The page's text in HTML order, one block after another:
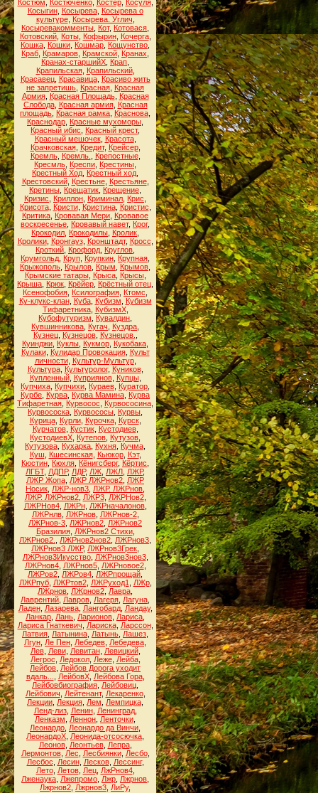
Костюм Костюченко, Костёр, Косуля,
Косыгин, Косырева, Косырева о
культуре, Косырева. Углич
Косыревакомменты Кот, Котовася
Котовский, Коты, Кофырин, Кочерга,
Кошка Кошки Кошмар Кощунство
Краб Крамаров Крамской Кранах
Кранах-старшийХ Крап
Крапильская, Крапильский,
Красавец, Красавица, Красиво жить
не запретишь Красная Красная
Армия, Красная Площадь, Красная
Слобода, Красная армия, Красная
площадь Красная рамка Краснова
Краснодар Красные мухоморы
Красный ибис
Красный крест,
Красный мешочек, Красота,
Крачковская, Кредит, Крейсер,
Кремль, Кремль. Крепостные,
Кресмль Креспи Крестины
Крестный Ход Крестный ход
Крестовский, Крестьне, Крестьяне,
Кретины Крещатик Крещение
Кризис
Криллон Криминал Крис
Крисота, Кристи, Кристина, Кристис
Критика Кровавая Мери Кровавое
воскресенье Кровавый навет, Крог,
Крокодил Крокодилы Кролик
Кролики, Кронгауз, Кронштадт, Кросс
Кроткий Крофорд Круглов
Крумгольд Круп Крупкин Крупная
Крыжополь Крылов Крым Крымов
Крымские татары, Крыса, Крысы,
Крыша Крюк Крёйер Крёстный отец
Ксенофобия Ксилография Ктомс
Ку-клукс-клан, Куба, Кубизм
Кубизм
Тифаретника, КубизмХ,
Кубофутуризм
Кувалдин
Кувшинникова Кугач Куздра
Кузнец, Кузнецов, Кузнецов.
Куинджи Куклы Кукмор Кукобака
Кулаки, Кулидар Провокация, Культ
личности, Культур-Мультур,
Культура, Культуролог, Куников,
Купленный, Куприянов, Купцы,
Купчиха Купчихи Кураев Куратор
Курбе Курва Курва Мамина Курва
Тифаретная Курвосос Курвососина
Курвососка Курвососы Курвы
Курица, Курли, Курочка, Курск,
Курчатов, Кустик, Кустодиев,
КустодиевХ Кутепов Кутузов
Кутузова Кухарка Кухня Кучма
Куш
Кшесинская, Кьюкор, Кэт,
Кюстин Кюхля Кёнигсберг, Кёртис
ЛГБТ, ЛДПР, ЛДР, ЛЖ ЛЖЛ ЛЖР,
ЛЖР Жопа ЛЖР ЛЖРнов2 ЛЖР
Носик ЛЖР-нов3 ЛЖР. ЛЖРнов
ЛЖР. ЛЖРнов2, ЛЖР3, ЛЖРНов2,
ЛЖРНов4, ЛЖРн, ЛЖРначалонов,
ЛЖРнлв, ЛЖРнов, ЛЖРнов-2,
ЛЖРнов-3 ЛЖРнов2 ЛЖРнов2
Бразилия, ЛЖРнов2 Стихи,
ЛЖРнов2.
ЛЖРнов2нов2 ЛЖРнов3
ЛЖРнов3 ЛЖР, ЛЖРнов3Грек
ЛЖРнов3Икусство, ЛЖРнов3нов3,
ЛЖРнов4, ЛЖРнов5, ЛЖРновое2,
ЛЖРов2 ЛЖРов4 ЛЖРпрощай
ЛЖРпуб, ЛЖРтов2, ЛЖРуход1 ЛЖр,
ЛЖрнов ЛЖрнов2 Лавра
Лаврентий Лавров Лагеря Лагуна
Ладен, Лазарева, Лангобард, Ландау,
Ланкар Лань Ларионов Лариса
Лариса Гнаткевич
Лариска, Ларссон,
Латвия Латынина Латынь Лашез
Лгун Ле Пен Лебедев Лебедева
Лев, Леви, Левитан, Левицкий,
Легрос
Ледокол, Леже, Лейба,
Лейбов Лейбов Дорога уходит
вдаль...
ЛейбовХ, Лейбова Гора,
Лейбовбиография Лейбовиц
Лейбович
Лейтенант, Лекаренко,
Лекции Лекция Лем Лемпицка
Ленд-лиз, Ленин, Ленинград,
Ленказм
Леннон Ленточки
Леонардо Леонардо да Винчи
ЛеонардоХ Леонида-отсосючка
Леонов, Леонтьев, Лепра,
Лермонтов, Лес Лесбиянки, Лесбо,
Лесбос
Лесин, Лесков, Лессинг,
Лето, Летов, Лец, ЛжРнов4,
Лженаука Лжепромо Лжр Лжрнов
Лжрнов2 Лжрнов3 ЛиРу,